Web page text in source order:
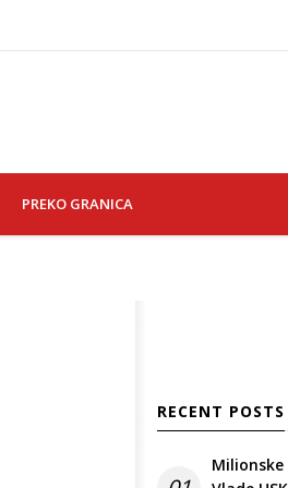
PREKO GRANICA
RECENT POSTS